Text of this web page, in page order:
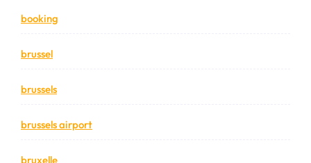
booking
brussel
brussels
brussels airport
bruxelle